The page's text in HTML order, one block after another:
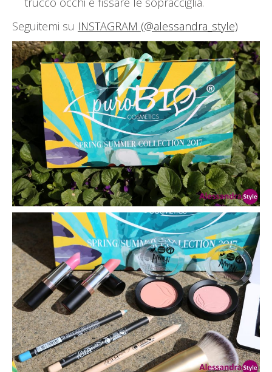
Seguitemi su INSTAGRAM (@alessandra_style)